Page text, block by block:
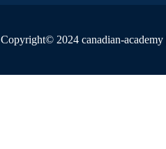
Copyright© 2024 canadian-academy